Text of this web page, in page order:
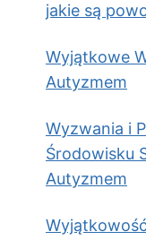
jakie są
Wyjątkowe
Autyzmem
Wyzwania i
Środowisku
Autyzmem